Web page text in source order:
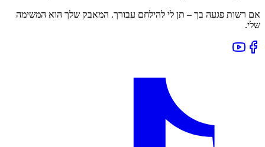
אם רשות פגעה בך – תן לי להילחם עבורך. המאבק שלך הוא המשימה
שלי.